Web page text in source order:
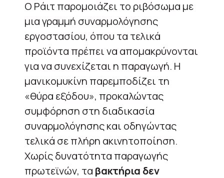
Ο Ράιτ παρομοιάζει το ριβόσωμα με
μια γραμμή συναρμολόγησης
εργοστασίου, όπου τα τελικά
προϊόντα πρέπει να απομακρύνονται
για να συνεχίζεται η παραγωγή. Η
μανικομυκίνη παρεμποδίζει τη
«θύρα εξόδου», προκαλώντας
συμφόρηση στη διαδικασία
συναρμολόγησης και οδηγώντας
τελικά σε πλήρη ακινητοποίηση.
Χωρίς δυνατότητα παραγωγής
πρωτεϊνών, τα βακτήρια δεν